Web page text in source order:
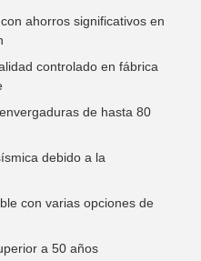
ahorros significativos en
controlado en fábrica
de hasta 80
debido a la
con varias opciones de
a 50 años